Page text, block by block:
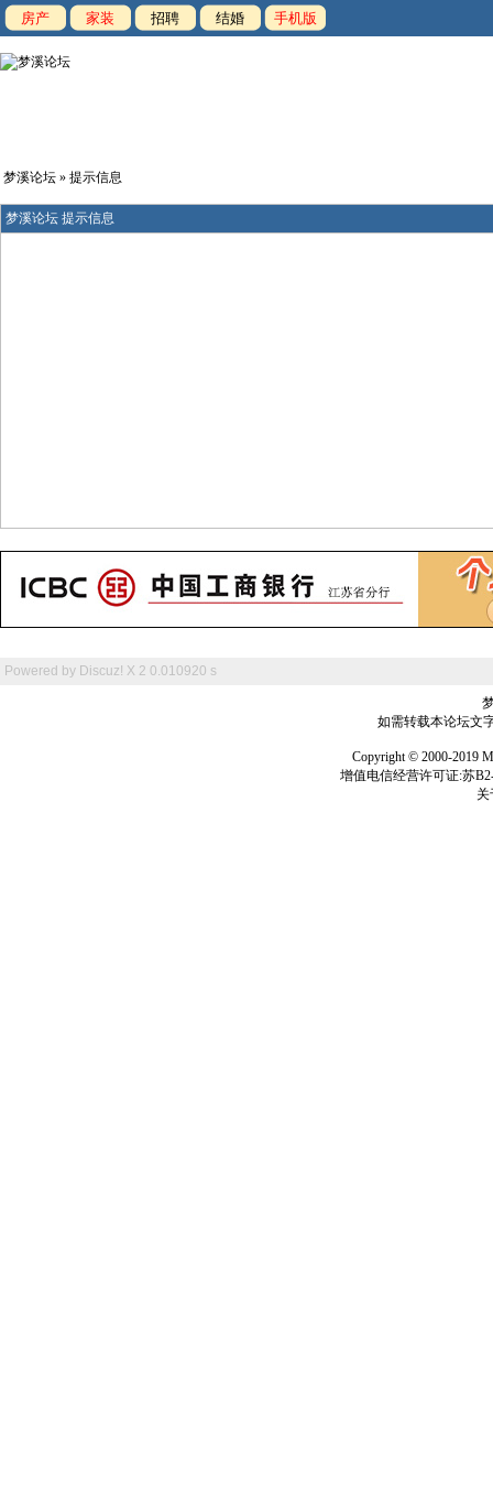
房产 家装 招聘 结婚 手机版
梦溪论坛 » 提示信息
梦溪论坛 提示信息
Powered by Discuz! X 2 0.010920 s
如需转载本论坛文
Copyright © 2000-2019
增值电信经营许可证:苏
关